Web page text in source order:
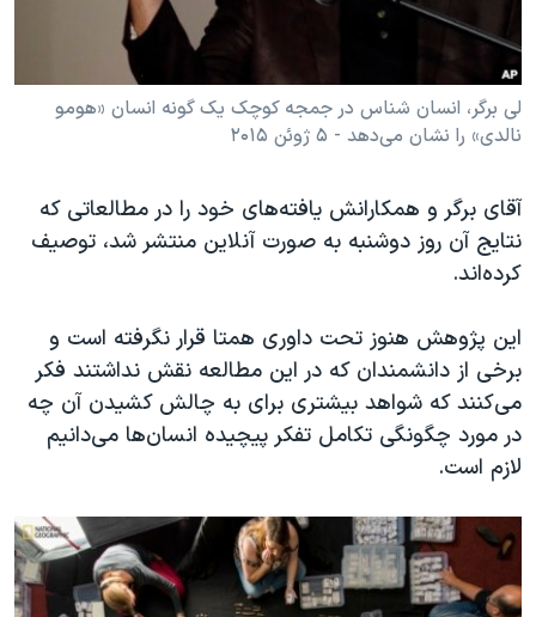
لی برگر، انسان شناس در جمجه کوچک یک گونه انسان «هومو
نالدی» را نشان می‌دهد - ۵ ژوئن ۲۰۱۵
آقای برگر و همکارانش یافته‌های خود را در مطالعاتی که
نتایج آن روز دوشنبه به صورت آنلاین منتشر شد، توصیف
کرده‌اند.
این پژوهش هنوز تحت داوری همتا قرار نگرفته است و
برخی از دانشمندان که در این مطالعه نقش نداشتند فکر
می‌کنند که شواهد بیشتری برای به چالش کشیدن آن چه
در مورد چگونگی تکامل تفکر پیچیده انسان‌ها می‌دانیم
لازم است.